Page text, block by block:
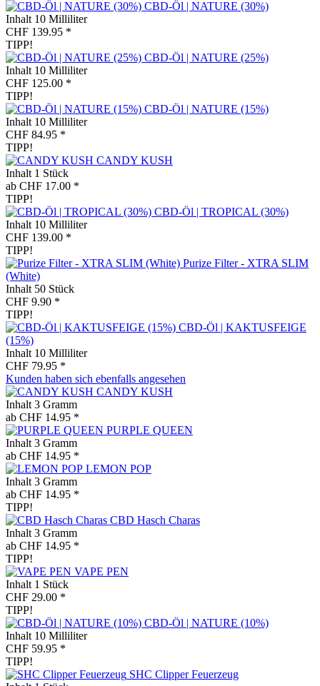
CBD-Öl | NATURE (30%)
Inhalt 10 Milliliter
CHF 139.95 *
TIPP!
CBD-Öl | NATURE (25%)
Inhalt 10 Milliliter
CHF 125.00 *
TIPP!
CBD-Öl | NATURE (15%)
Inhalt 10 Milliliter
CHF 84.95 *
TIPP!
CANDY KUSH
Inhalt 1 Stück
ab CHF 17.00 *
TIPP!
CBD-Öl | TROPICAL (30%)
Inhalt 10 Milliliter
CHF 139.00 *
TIPP!
Purize Filter - XTRA SLIM
(White)
Inhalt 50 Stück
CHF 9.90 *
TIPP!
CBD-Öl | KAKTUSFEIGE
(15%)
Inhalt 10 Milliliter
CHF 79.95 *
Kunden haben sich ebenfalls angesehen
CANDY KUSH
Inhalt 3 Gramm
ab CHF 14.95 *
PURPLE QUEEN
Inhalt 3 Gramm
ab CHF 14.95 *
LEMON POP
Inhalt 3 Gramm
ab CHF 14.95 *
TIPP!
CBD Hasch Charas
Inhalt 3 Gramm
ab CHF 14.95 *
TIPP!
VAPE PEN
Inhalt 1 Stück
CHF 29.00 *
TIPP!
CBD-Öl | NATURE (10%)
Inhalt 10 Milliliter
CHF 59.95 *
TIPP!
SHC Clipper Feuerzeug